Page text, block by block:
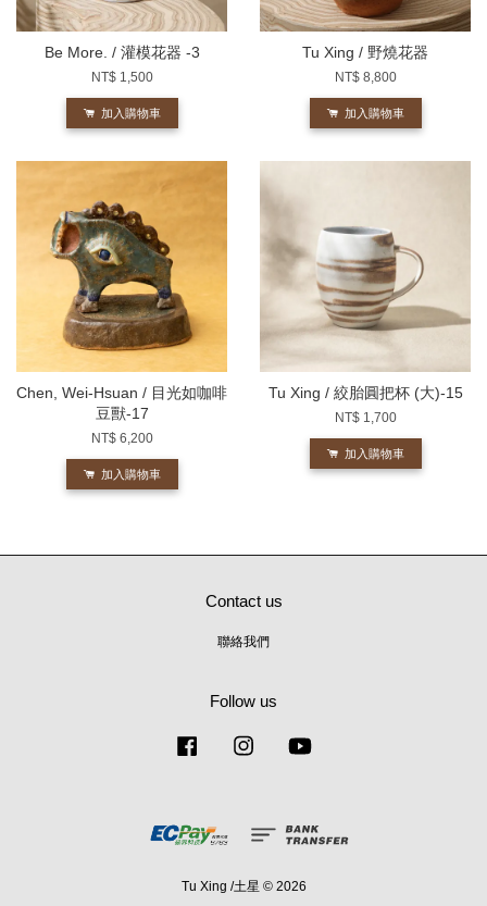
Be More. / 灌模花器 -3
NT$ 1,500
加入購物車
Tu Xing / 野燒花器
NT$ 8,800
加入購物車
Chen, Wei-Hsuan / 目光如咖啡
豆獸-17
NT$ 6,200
加入購物車
Tu Xing / 絞胎圓把杯 (大)-15
NT$ 1,700
加入購物車
Contact us
聯絡我們
Follow us
Facebook Instagram
Tu Xing /土星 © 2026